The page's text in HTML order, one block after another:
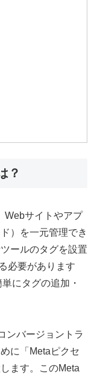
？
Webサイトやアプ
）を一元管理でき
ールのタグを設置
必要があります
にタグの追加・
ンバージョントラ
に「Metaピクセ
ます。このMeta